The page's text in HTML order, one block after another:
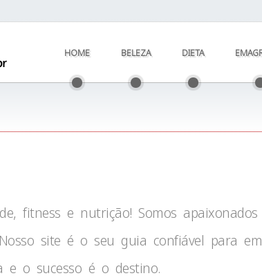
HOME BELEZA DIETA
fitness e nutrição! Somos
site é o seu guia confiável para
e o sucesso é o destino.